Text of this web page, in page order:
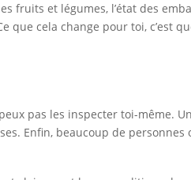
et légumes, l’état des
que cela change pour toi, c’est
pas les inspecter toi-même.
Enfin, beaucoup de